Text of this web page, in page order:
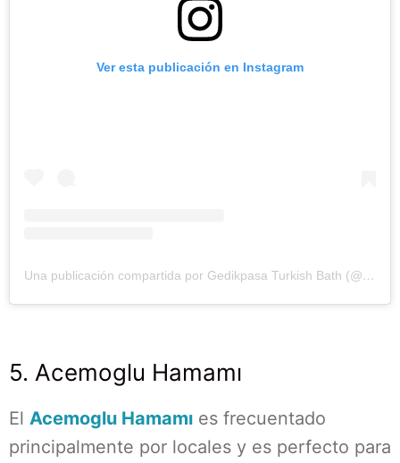
Ver esta publicación en Instagram
Una publicación compartida por Gedikpasa Turkish Bath (@gedikpasaturkishbath)
5. Acemoglu Hamamı
El Acemoglu Hamamı es frecuentado
principalmente por locales y es perfecto para